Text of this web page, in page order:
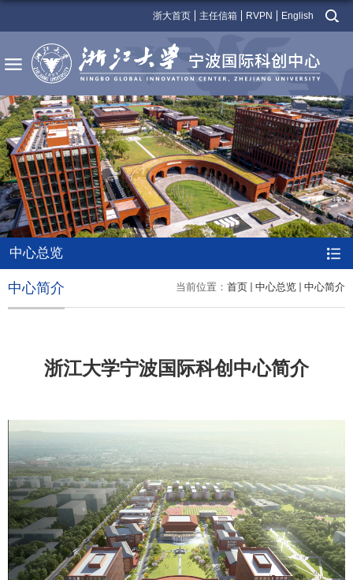
浙大首页 主任信箱 RVPN English
中心总览
当前位置： 首页 中心总览 中心简介
中心简介
浙江大学宁波国际科创中心简介